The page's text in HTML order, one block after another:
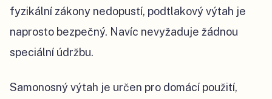
fyzikální zákony nedopustí, podtlakový výtah je
naprosto bezpečný. Navíc nevyžaduje žádnou
speciální údržbu.
Samonosný výtah je určen pro domácí použití,